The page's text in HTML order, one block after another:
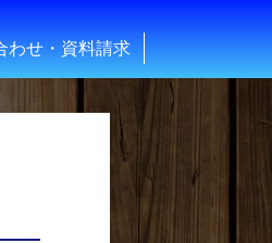
わせ・資料請求